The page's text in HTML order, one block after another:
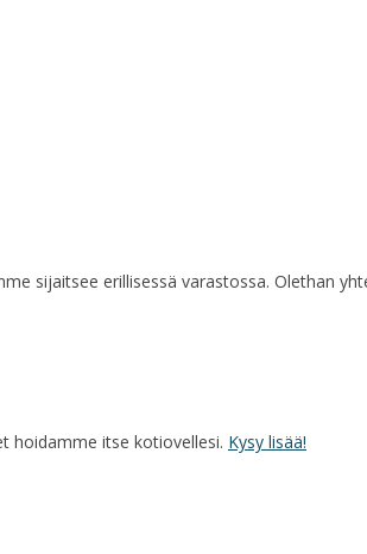
sijaitsee erillisessä varastossa. Olethan
hoidamme itse kotiovellesi. Kysy lisää!